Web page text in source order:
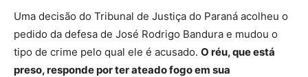
Uma decisão do Tribunal de Justiça do Paraná acolheu o
pedido da defesa de José Rodrigo Bandura e mudou o
tipo de crime pelo qual ele é acusado. O réu, que está
preso, responde por ter ateado fogo em sua